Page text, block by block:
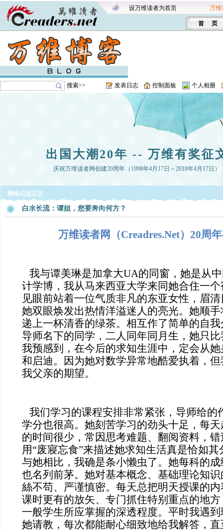
设万维读者为首页 万维
首 页
搜索>> 发表日志 控制面板 个人相册
出国大潮20年 -- 万维有奖征
庆祝万维读者网创建20周年（1998年4月17日～2018年4月17日）
网络日志正文
白水长流：谭姐，您要奔向何方？
万维读者网（Creadres.Net）20周
我与谭美琳是加拿大UA的同窗，她是从
计学博，我从马来西亚大学来同她合住一
见眼前站着一位气质非凡的东亚女性，眉
她双眼焕发出热情洋溢迷人的亮光。她顺
递上一杯清香的绿茶。相互作了简单的自
导师名下的同学，二人同年同月生，她只
我预感到，在今后的求知生涯中，定会从
和启迪。因为她对数学异常地酷爱执着，
我父亲的期望。
我们学习的课程安排非常紧张，导师给的
学分也很高。她刻苦学习的劲头十足，每
的时间很少，常因思考难题、翻阅资料，
用“废寢忘食”来描述她求知生活真是恰如
与她相比，我确是条小懒虫了。她每科的
也名列前茅。她对基本概念、基础理论知
絲不苟、严谨慎密。每天总把明天授课的
课时更有的放矢、专门抓住特别重点的地
一般学生所应掌握的深透程度。平时我遇
她请教，每次都能耐心细致地给我解答，